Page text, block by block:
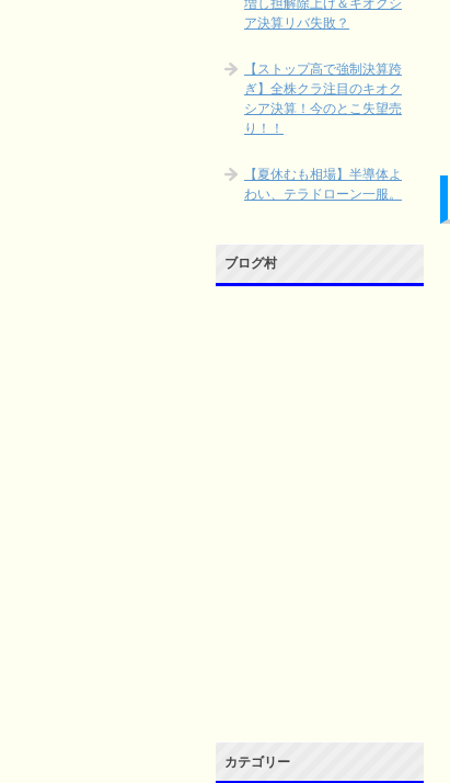
増し担解除上げ＆キオクシ
ア決算リバ失敗？
【ストップ高で強制決算跨
ぎ】全株クラ注目のキオク
シア決算！今のとこ失望売
り！！
【夏休むも相場】半導体よ
わい、テラドローン一服。
ブログ村
カテゴリー